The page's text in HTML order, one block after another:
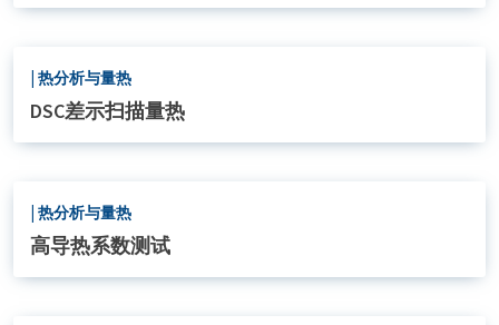
| 热分析与量热
DSC差示扫描量热
| 热分析与量热
高导热系数测试